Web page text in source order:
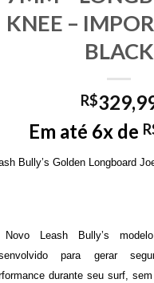
KNEE –
BLACK
R$
Em até 6x de
Bully’s Golden Longboard
Leash Bully’s
para gerar
durante seu surf,